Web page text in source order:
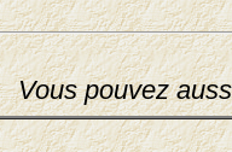
Vous pouvez